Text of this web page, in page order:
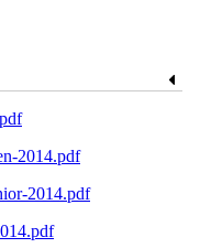
2014.pdf
2014.pdf